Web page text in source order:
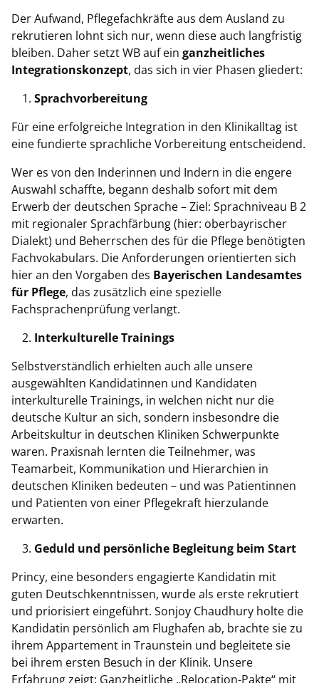
Der Aufwand, Pflegefachkräfte aus dem Ausland zu
rekrutieren lohnt sich nur, wenn diese auch langfristig
bleiben. Daher setzt WB auf ein ganzheitliches
Integrationskonzept, das sich in vier Phasen gliedert:
Sprachvorbereitung
Für eine erfolgreiche Integration in den Klinikalltag ist
eine fundierte sprachliche Vorbereitung entscheidend.
Wer es von den Inderinnen und Indern in die engere
Auswahl schaffte, begann deshalb sofort mit dem
Erwerb der deutschen Sprache – Ziel: Sprachniveau B 2
mit regionaler Sprachfärbung (hier: oberbayrischer
Dialekt) und Beherrschen des für die Pflege benötigten
Fachvokabulars. Die Anforderungen orientierten sich
hier an den Vorgaben des Bayerischen Landesamtes
für Pflege, das zusätzlich eine spezielle
Fachsprachenprüfung verlangt.
Interkulturelle Trainings
Selbstverständlich erhielten auch alle unsere
ausgewählten Kandidatinnen und Kandidaten
interkulturelle Trainings, in welchen nicht nur die
deutsche Kultur an sich, sondern insbesondre die
Arbeitskultur in deutschen Kliniken Schwerpunkte
waren. Praxisnah lernten die Teilnehmer, was
Teamarbeit, Kommunikation und Hierarchien in
deutschen Kliniken bedeuten – und was Patientinnen
und Patienten von einer Pflegekraft hierzulande
erwarten.
Geduld und persönliche Begleitung beim Start
Princy, eine besonders engagierte Kandidatin mit
guten Deutschkenntnissen, wurde als erste rekrutiert
und priorisiert eingeführt. Sonjoy Chaudhury holte die
Kandidatin persönlich am Flughafen ab, brachte sie zu
ihrem Appartement in Traunstein und begleitete sie
bei ihrem ersten Besuch in der Klinik. Unsere
Erfahrung zeigt: Ganzheitliche „Relocation-Pakte“ mit